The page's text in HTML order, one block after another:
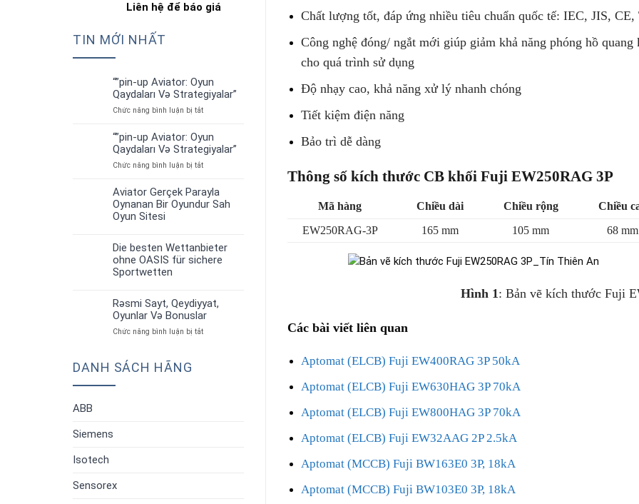
Liên hệ để báo giá
TIN MỚI NHẤT
“”pin-up Aviator: Oyun
Qaydaları Və Strategiyalar”
Chức năng bình luận bị tắtở
Aviator:
Oyun
Qaydaları
Strategiyalar”
“”pin-up Aviator: Oyun
Qaydaları Və Strategiyalar”
Chức năng bình luận bị tắtở
Aviator:
Oyun
Strategiyalar”
Aviator Gerçek Parayla
Oynanan Bir Oyundur Sah
Oyun Sitesi
Die besten Wettanbieter
ohne OASIS für sichere
Sportwetten
Rəsmi Sayt, Qeydiyyat,
Oyunlar Və Bonuslar
Chức năng bình luận bị tắtở
DANH SÁCH HÃNG
ABB
Siemens
Isotech
Sensorex
Chất lượng tốt, đáp ứng nhiều tiêu chuẩn quốc tế: IEC, JIS,
Công nghệ đóng/ ngắt mới giúp giảm khả năng phóng hồ
cho quá trình sử dụng
Độ nhạy cao, khả năng xử lý nhanh chóng
Tiết kiệm điện năng
Bảo trì dễ dàng
Thông số kích thước CB khối Fuji EW250RAG 3P
Mã hàng Chiều dài Chiều rộng
Chiều
EW250RAG-3P
165 mm 105 mm 68 mm
Hình 1: Bản vẽ kích thước Fuji
Các bài viết liên quan
Aptomat (ELCB) Fuji EW400RAG 3P 50kA
Aptomat (ELCB) Fuji EW630HAG 3P 70kA
Aptomat (ELCB) Fuji EW800HAG 3P 70kA
Aptomat (ELCB) Fuji EW32AAG 2P 2.5kA
Aptomat (MCCB) Fuji BW163E0 3P, 18kA
Aptomat (MCCB) Fuji BW103E0 3P, 18kA